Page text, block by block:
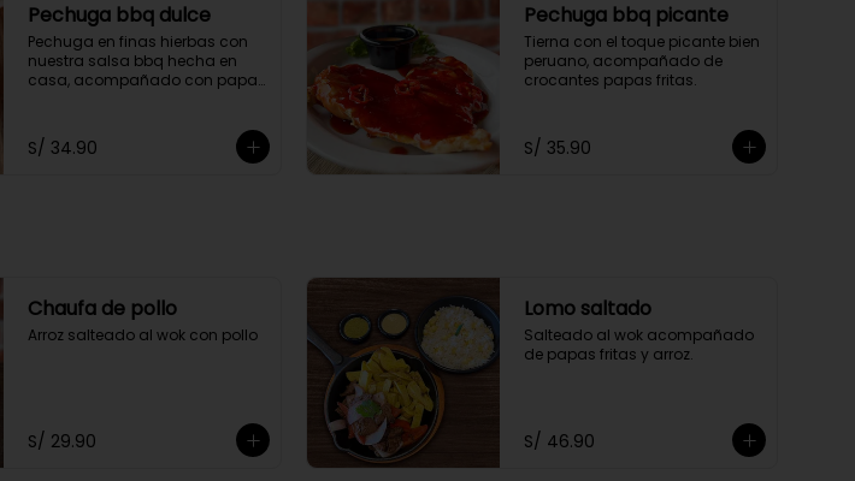
Pechuga bbq dulce
Pechuga en finas hierbas con
nuestra salsa bbq hecha en
casa, acompañado con papas
S/ 34.90
Pechuga bbq picante
Tierna con el toque picante bien
peruano, acompañado de
crocantes papas fritas.
S/ 35.90
Chaufa de pollo
Arroz salteado al wok con pollo
S/ 29.90
Lomo saltado
Salteado al wok acompañado
de papas fritas y arroz.
S/ 46.90